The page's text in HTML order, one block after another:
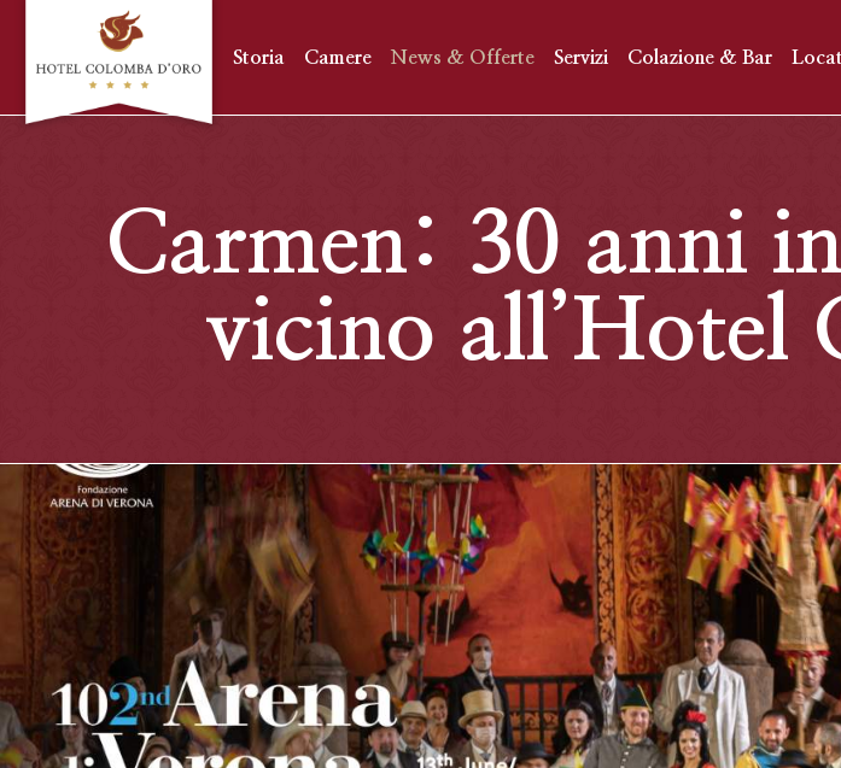
Storia Camere News & Offerte Servizi Colazione & Bar
Carmen: 30 anni
vicino all’Hotel